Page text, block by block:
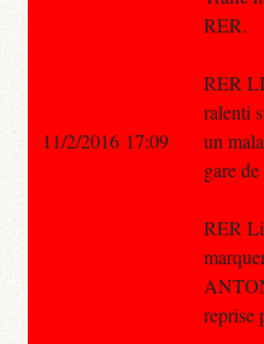
RER.
RER
ralenti
un
gare
RER
reprise
11/2/2016 17:09